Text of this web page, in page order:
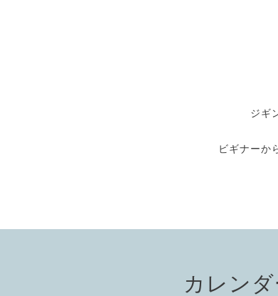
ジギ
ビギナーか
カレンダ